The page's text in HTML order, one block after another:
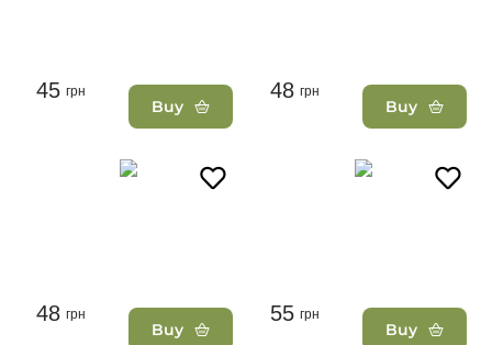
45 грн
Buy
48 грн
Buy
48 грн
Buy
55 грн
Buy